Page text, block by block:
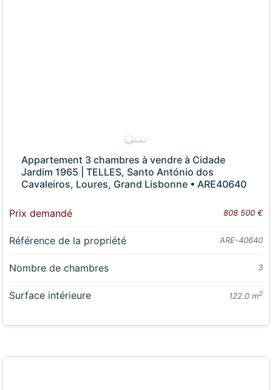
Appartement 3 chambres à vendre à Cidade
Jardim 1965 | TELLES, Santo António dos
Cavaleiros, Loures, Grand Lisbonne • ARE40640
Prix demandé 808 500 €
Référence de la propriété ARE-40640
Nombre de chambres 3
Surface intérieure 122.0 m2